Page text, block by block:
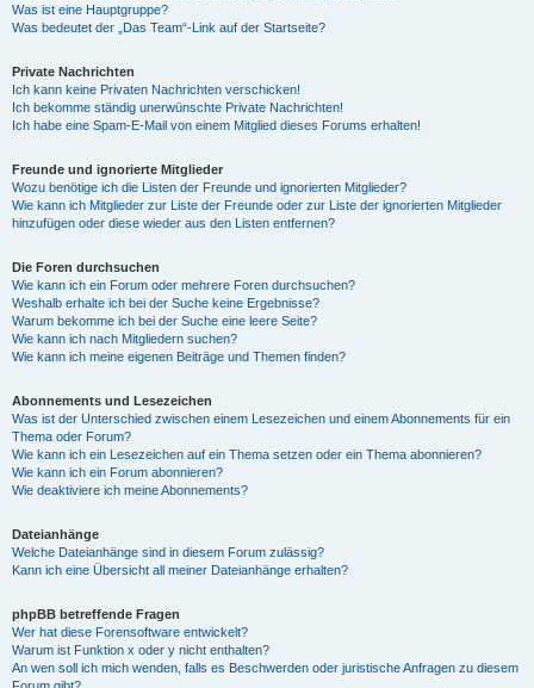
Was ist eine Hauptgruppe?
Was bedeutet der „Das Team“-Link auf der Startseite?
Private Nachrichten
Ich kann keine Privaten Nachrichten verschicken!
Ich bekomme ständig unerwünschte Private Nachrichten!
Ich habe eine Spam-E-Mail von einem Mitglied dieses Forums erhalten!
Freunde und ignorierte Mitglieder
Wozu benötige ich die Listen der Freunde und ignorierten Mitglieder?
Wie kann ich Mitglieder zur Liste der Freunde oder zur Liste der ignorierten Mitglieder
hinzufügen oder diese wieder aus den Listen entfernen?
Die Foren durchsuchen
Wie kann ich ein Forum oder mehrere Foren durchsuchen?
Weshalb erhalte ich bei der Suche keine Ergebnisse?
Warum bekomme ich bei der Suche eine leere Seite?
Wie kann ich nach Mitgliedern suchen?
Wie kann ich meine eigenen Beiträge und Themen finden?
Abonnements und Lesezeichen
Was ist der Unterschied zwischen einem Lesezeichen und einem Abonnements für ein
Thema oder Forum?
Wie kann ich ein Lesezeichen auf ein Thema setzen oder ein Thema abonnieren?
Wie kann ich ein Forum abonnieren?
Wie deaktiviere ich meine Abonnements?
Dateianhänge
Welche Dateianhänge sind in diesem Forum zulässig?
Kann ich eine Übersicht all meiner Dateianhänge erhalten?
phpBB betreffende Fragen
Wer hat diese Forensoftware entwickelt?
Warum ist Funktion x oder y nicht enthalten?
An wen soll ich mich wenden, falls es Beschwerden oder juristische Anfragen zu diesem